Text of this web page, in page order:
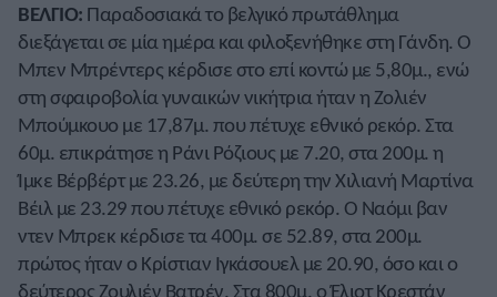
ΒΕΛΓΙΟ: Παραδοσιακά το βελγικό πρωτάθλημα
διεξάγεται σε μία ημέρα και φιλοξενήθηκε στη Γάνδη. Ο
Μπεν Μπρέντερς κέρδισε στο επί κοντώ με 5,80μ., ενώ
στη σφαιροβολία γυναικών νικήτρια ήταν η Ζολιέν
Μπούμκουο με 17,87μ. που πέτυχε εθνικό ρεκόρ. Στα
60μ. επικράτησε η Ράνι Ρόζιους με 7.20, στα 200μ. η
Ίμκε Βέρβέρτ με 23.26, με δεύτερη την Χιλιανή Μαρτίνα
Βέιλ με 23.29 που πέτυχε εθνικό ρεκόρ. Ο Ναόμι βαν
ντεν Μπρεκ κέρδισε τα 400μ. σε 52.89, στα 200μ.
πρώτος ήταν ο Κρίστιαν Ιγκάσουελ με 20.90, όσο και ο
δεύτερος Ζουλιέν Βατρέν. Στα 800μ. ο Έλιοτ Κρεστάν